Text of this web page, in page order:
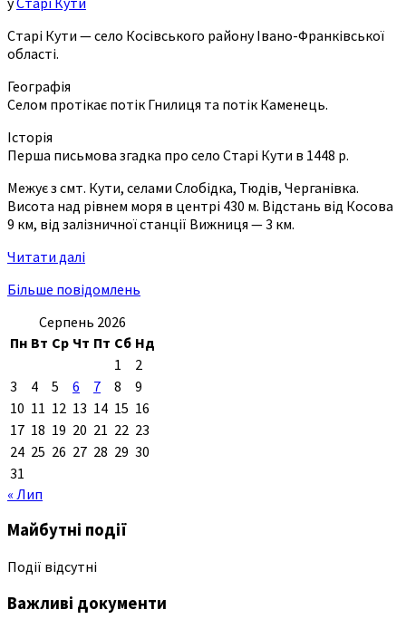
Старі Кути — село Косівського району Івано-Франківської
області.
Географія
Селом протікає потік Гнилиця та потік Каменець.
Історія
Перша письмова згадка про село Старі Кути в 1448 р.
Межує з смт. Кути, селами Слобідка, Тюдів, Черганівка.
Висота над рівнем моря в центрі 430 м. Відстань від Косова
9 км, від залізничної станції Вижниця — 3 км.
Читати далі
Більше повідомлень
Серпень 2026
Пн Вт Ср Чт Пт Сб Нд
1
2
3
4 5 6 7 8
9
10 11 12 13 14 15 16
17 18 19 20 21 22 23
24 25 26 27 28 29 30
31
« Лип
Майбутні події
Події відсутні
Важливі документи